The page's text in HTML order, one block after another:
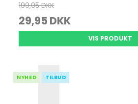
199,95 DKK
29,95 DKK
VIS PRODUKT
NYHED TILBUD